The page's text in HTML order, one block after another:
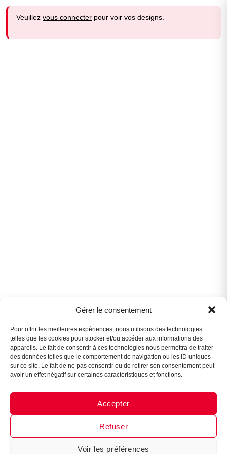
Gérer le consentement
Pour offrir les meilleures expériences, nous utilisons des technologies
telles que les cookies pour stocker et/ou accéder aux informations des
appareils. Le fait de consentir à ces technologies nous permettra de traiter
des données telles que le comportement de navigation ou les ID uniques
sur ce site. Le fait de ne pas consentir ou de retirer son consentement peut
avoir un effet négatif sur certaines caractéristiques et fonctions.
Accepter
Refuser
Voir les préférences
Assistant B.EASE
Messenger · Instagram
Veuillez vous connecter pour voir vos designs.